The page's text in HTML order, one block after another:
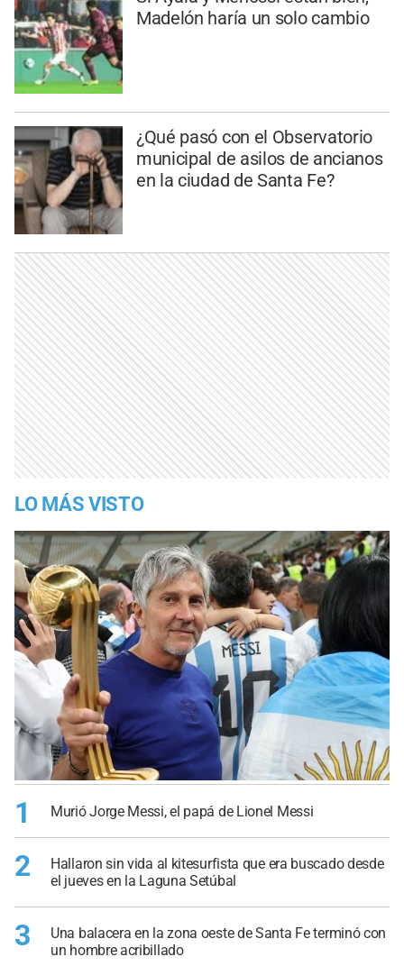
Madelón haría un solo cambio
¿Qué pasó con el Observatorio
municipal de asilos de ancianos
en la ciudad de Santa Fe?
LO MÁS VISTO
1 Murió Jorge Messi, el papá de Lionel Messi
2
Hallaron sin vida al kitesurfista que era buscado desde
el jueves en la Laguna Setúbal
3
Una balacera en la zona oeste de Santa Fe terminó con
un hombre acribillado